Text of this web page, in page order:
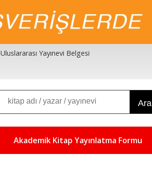
Uluslararası Yayınevi Belgesi
Ara
Akademik Kitap Yayınlatma Formu